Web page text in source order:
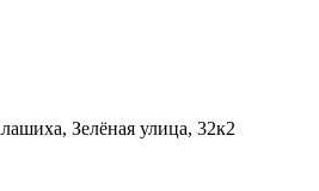
Зелёная улица, 32к2